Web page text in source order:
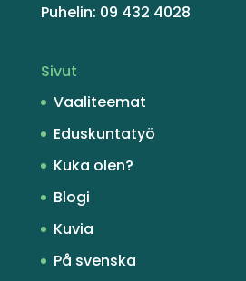
Puhelin: 09 432 4028
Sivut
Vaaliteemat
Eduskuntatyö
Kuka olen?
Blogi
Kuvia
På svenska